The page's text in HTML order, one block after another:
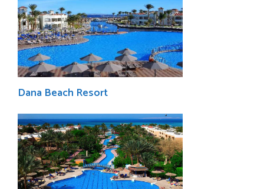
Dana Beach Resort